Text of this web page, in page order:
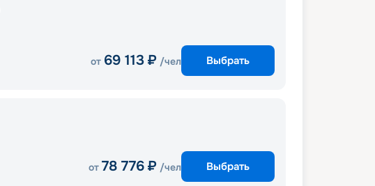
от 69 113 ₽ /чел Выбрать
от 78 776 ₽ /чел Выбрать